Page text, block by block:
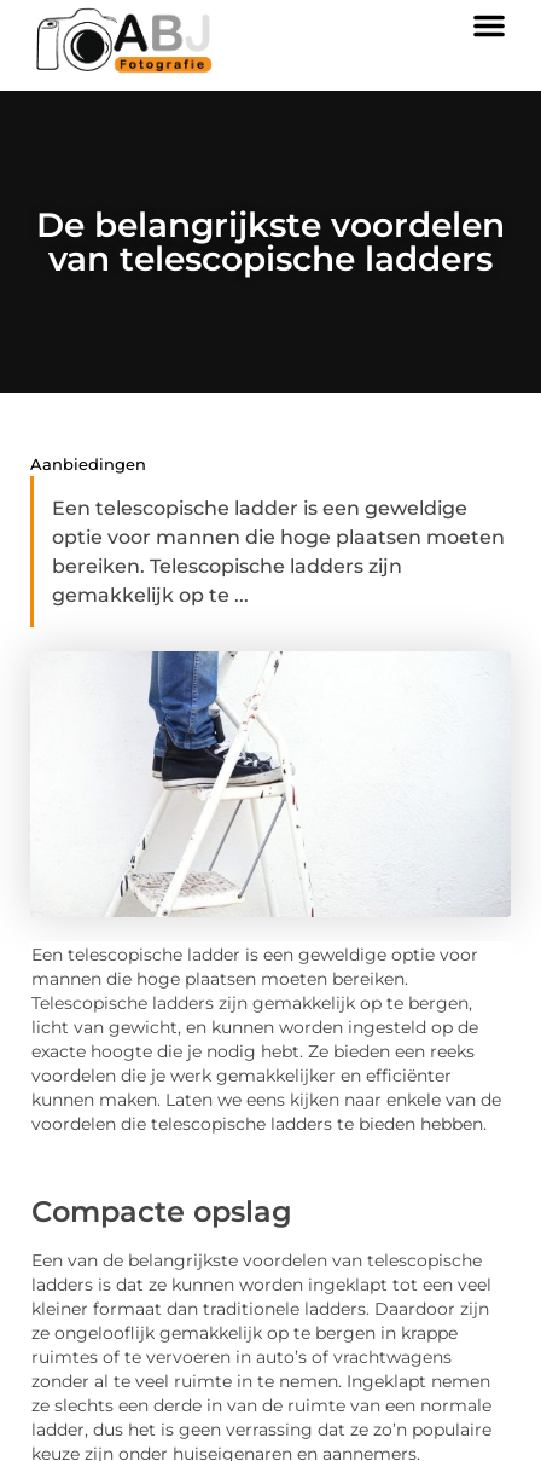
De belangrijkste voordelen
van telescopische ladders
Aanbiedingen
Een telescopische ladder is een geweldige
optie voor mannen die hoge plaatsen moeten
bereiken. Telescopische ladders zijn
gemakkelijk op te ...
Een telescopische ladder is een geweldige optie voor
mannen die hoge plaatsen moeten bereiken.
Telescopische ladders zijn gemakkelijk op te bergen,
licht van gewicht, en kunnen worden ingesteld op de
exacte hoogte die je nodig hebt. Ze bieden een reeks
voordelen die je werk gemakkelijker en efficiënter
kunnen maken. Laten we eens kijken naar enkele van de
voordelen die telescopische ladders te bieden hebben.
Compacte opslag
Een van de belangrijkste voordelen van telescopische
ladders is dat ze kunnen worden ingeklapt tot een veel
kleiner formaat dan traditionele ladders. Daardoor zijn
ze ongelooflijk gemakkelijk op te bergen in krappe
ruimtes of te vervoeren in auto’s of vrachtwagens
zonder al te veel ruimte in te nemen. Ingeklapt nemen
ze slechts een derde in van de ruimte van een normale
ladder, dus het is geen verrassing dat ze zo’n populaire
keuze zijn onder huiseigenaren en aannemers.